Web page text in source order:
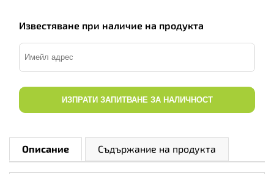
Известяване при наличие на продукта
ИЗПРАТИ ЗАПИТВАНЕ ЗА НАЛИЧНОСТ
Описание Съдържание на продукта